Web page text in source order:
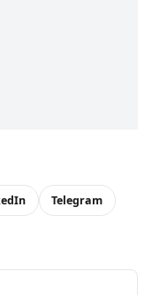
Telegram